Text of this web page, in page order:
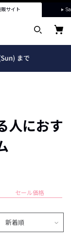
サイト
人におす
セール価格
新着順